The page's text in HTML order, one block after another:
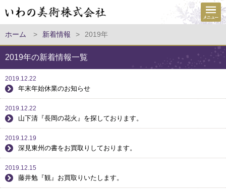
ホーム > 新着情報 > 2019年
2019年の新着情報一覧
2019.12.22
年末年始休業のお知らせ
2019.12.22
山下清『長岡の花火』を探しております。
2019.12.19
深見東州の書をお買取りしております。
2019.12.15
藤井勉『観』お買取りいたします。